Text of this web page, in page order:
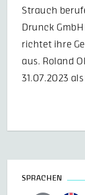
Strauch
Drunck
richtet ihre
aus. Roland
31.07.2023
SPRACHEN